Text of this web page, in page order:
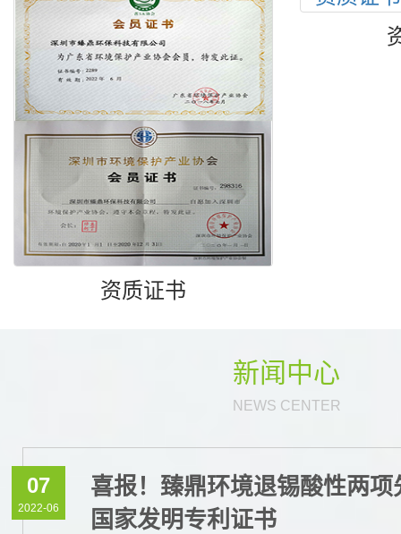
资质证书
新闻中心
NEWS CENTER
07
2022-06
喜报！臻鼎环境退锡酸性两
国家发明专利证书